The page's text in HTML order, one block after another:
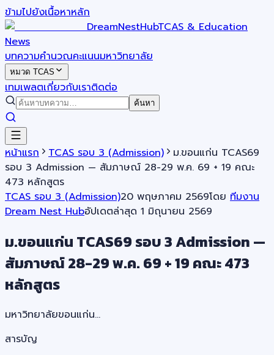
ข้ามไปยังเนื้อหาหลัก
DreamNestHubTCAS & Education
News
บทความคำนวณคะแนนมหาวิทยาลัย
หมวด TCAS
เทมเพลตเกี่ยวกับเราติดต่อ
ค้นหา
หน้าแรก TCAS รอบ 3 (Admission)
ม.ขอนแก่น TCAS69
รอบ 3 Admission — สัมภาษณ์ 28-29 พ.ค. 69 + 19 คณะ
473 หลักสูตร
TCAS รอบ 3 (Admission)20 พฤษภาคม 2569โดย ทีมงาน
Dream Nest Hubอัปเดตล่าสุด 1 มิถุนายน 2569
ม.ขอนแก่น TCAS69 รอบ 3 Admission —
สัมภาษณ์ 28-29 พ.ค. 69 + 19 คณะ 473
หลักสูตร
มหาวิทยาลัยขอนแก่น…
สารบัญ